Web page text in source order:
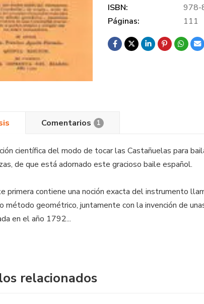
ISBN:
978-
Páginas:
111
Comentarios 1
científica del modo de tocar las Castañuelas para
de que está adornado este gracioso baile español.
primera contiene una noción exacta del instrumento
método geométrico, juntamente con la invención de
en el año 1792...
relacionados